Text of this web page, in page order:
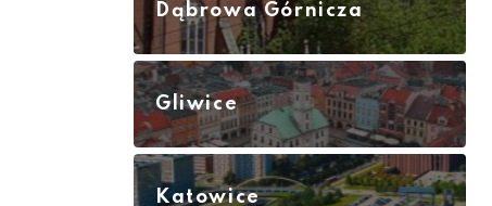
Dąbrowa Górnicza
Gliwice
Katowice